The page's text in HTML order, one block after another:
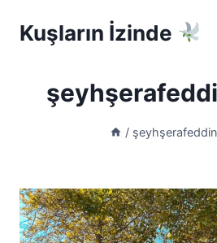
Kuşların İzinde
/